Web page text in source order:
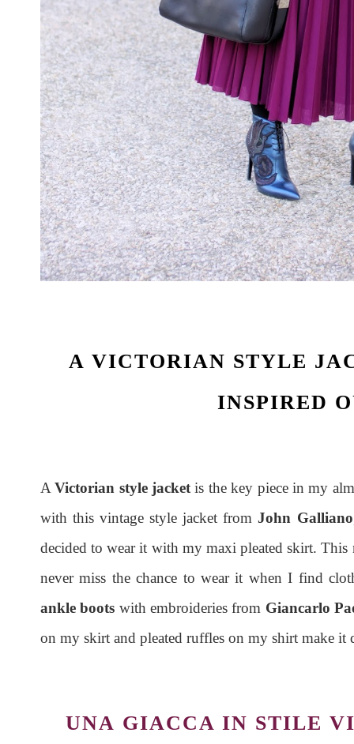
A VICTORIAN STYLE
INSPIRED
AVictorian style jacket is the key piece in my
with this vintage style jacket fromJohn Galliano
decided to wear it with my maxi pleated skirt.
never miss the chance to wear it when I find
ankle boots with embroideries from Giancarlo
on my skirt and pleated ruffles on my shirt make it
UNA GIACCA IN STILE